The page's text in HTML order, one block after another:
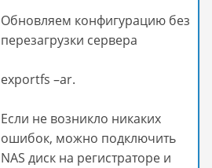
Обновляем конфигурацию без
перезагрузки сервера
exportfs –ar.
Если не возникло никаких
ошибок, можно подключить
NAS диск на регистраторе и